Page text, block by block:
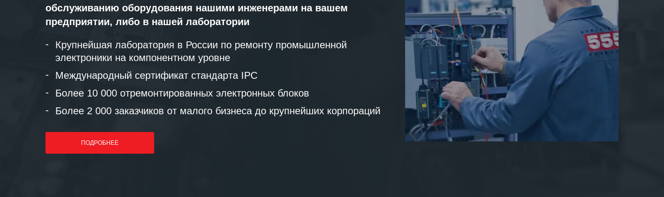
обслуживанию оборудования нашими инженерами на вашем
предприятии, либо в нашей лаборатории
Крупнейшая лаборатория в России по ремонту промышленной
электроники на компонентном уровне
Международный сертификат стандарта IPC
Более 10 000 отремонтированных электронных блоков
Более 2 000 заказчиков от малого бизнеса до крупнейших корпораций
ПОДРОБНЕЕ